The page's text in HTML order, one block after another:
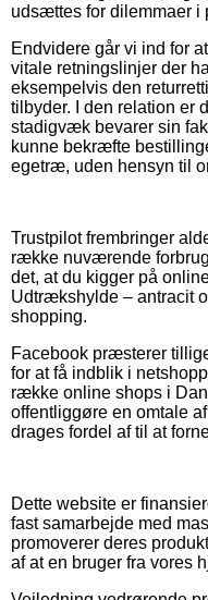
udsættes for dilemmaer i
Endvidere går vi ind for
vitale retningslinjer der
eksempelvis den
tilbyder. I den relation er
stadigvæk bevarer sin
kunne bekræfte
egetræ, uden hensyn til
Trustpilot frembringer
række nuværende
det, at du kigger på
Udtrækshylde – antracit
shopping.
Facebook præsterer
for at få indblik i
række online shops i
offentliggøre en omtale
drages fordel af til at
Dette website er
fast samarbejde med
promoverer deres
af at en bruger fra vores